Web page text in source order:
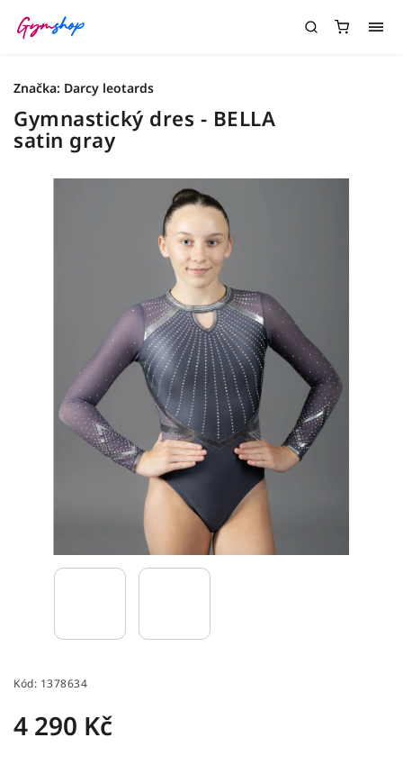
Gymnastický dres - BELLA
satin gray
Kód: 1378634
4 290 Kč
Značka: Darcy leotards